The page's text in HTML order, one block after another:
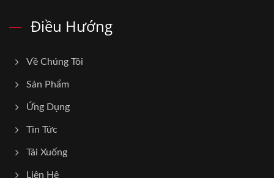
Điều Hướng
Về Chúng Tôi
Sản Phẩm
Ứng Dụng
Tin Tức
Tải Xuống
Liên Hệ